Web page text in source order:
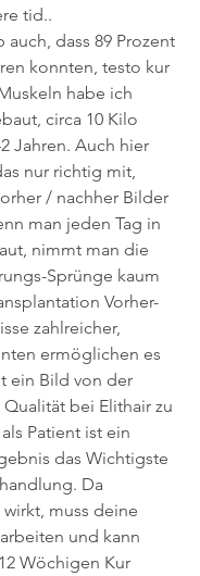
tid..
dass 89 Prozent
konnten, testo kur
habe ich
circa 10 Kilo
Jahren. Auch hier
nur richtig mit,
/ nachher Bilder
man jeden Tag in
nimmt man die
Sprünge kaum
Vorher-
zahlreicher,
ermöglichen es
ein Bild von der
bei Elithair zu
Patient ist ein
das Wichtigste
Da
muss deine
und kann
Wöchigen Kur